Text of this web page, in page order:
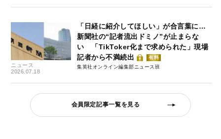
ニュース
2026.07.18
「日経に紹介してほしい」が合言葉に…
新聞社の“記者流出ドミノ”が止まらな
い 「TikToker化まで求められた」現場
記者から不満続出
有料
集英社オンライン編集部ニュース班
会員限定記事一覧を見る